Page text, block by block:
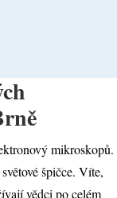
mikroskopů.
špičce. Víte,
vědci po celém